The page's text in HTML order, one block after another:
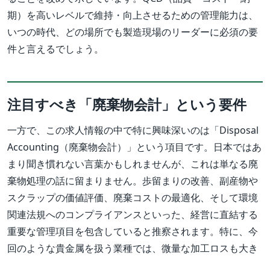
期）を高いレベルで維持・向上させるための管理能力は、
いつの時代、どの場所でも製造現場のリーダーに必須の要
件と言えるでしょう。
注目すべき「廃棄物会計」という要件
一方で、この求人情報の中で特に興味深いのは「Disposal
Accounting（廃棄物会計）」という項目です。日本ではあ
まり聞き慣れない言葉かもしれませんが、これは単なる廃
棄物処理の話に留まりません。歩留まりの改善、副産物や
スクラップの価値評価、廃棄コストの最適化、そして環境
関連法規へのコンプライアンスといった、経営に直結する
重要な管理項目を包含していると推察されます。特に、今
回のような貴金属を扱う業種では、微量な加工ロスも大き